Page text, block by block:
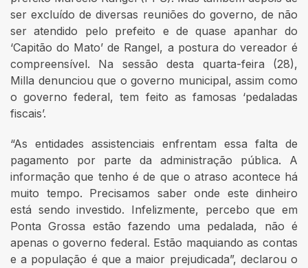
ser excluído de diversas reuniões do governo, de não
ser atendido pelo prefeito e de quase apanhar do
‘Capitão do Mato’ de Rangel, a postura do vereador é
compreensível. Na sessão desta quarta-feira (28),
Milla denunciou que o governo municipal, assim como
o governo federal, tem feito as famosas ‘pedaladas
fiscais’.
“As entidades assistenciais enfrentam essa falta de
pagamento por parte da administração pública. A
informação que tenho é de que o atraso acontece há
muito tempo. Precisamos saber onde este dinheiro
está sendo investido. Infelizmente, percebo que em
Ponta Grossa estão fazendo uma pedalada, não é
apenas o governo federal. Estão maquiando as contas
e a população é que a maior prejudicada”, declarou o